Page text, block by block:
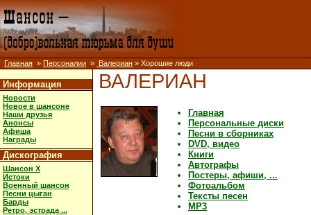
Главная » Персоналии » Валериан » Хорошие люди
Информация
Новости
Новое в шансоне
Наши друзья
Анонсы
Афиша
Награды
Дискография
Шансон X
Истоки
Военный шансон
Песни цыган
Барды
Ретро, эстрада ...
ВАЛЕРИАН
Главная
Персональные диски
Песни в сборниках
DVD, видео
Книги
Автографы
Постеры, афиши, ...
Фотоальбом
Тексты песен
MP3